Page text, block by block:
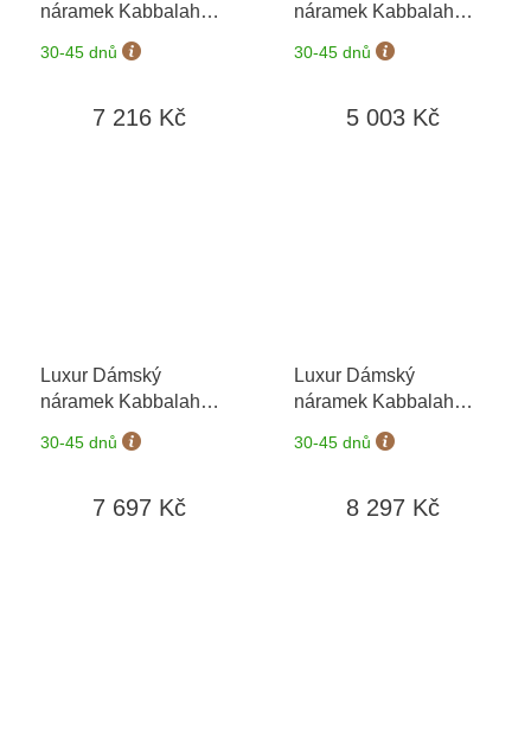
náramek Kabbalah
6690009-0-0-1
možnost výměny do 90
30-45 dnů
7 216 Kč
náramek Kabbalah
6690005-0-0-1
možnost výměny do 90
30-45 dnů
5 003 Kč
Luxur Dámský
náramek Kabbalah
6690005-9-0-1
možnost výměny do 90
30-45 dnů
7 697 Kč
Luxur Dámský
náramek Kabbalah
6690006-9-0-1
možnost výměny do 90
30-45 dnů
8 297 Kč